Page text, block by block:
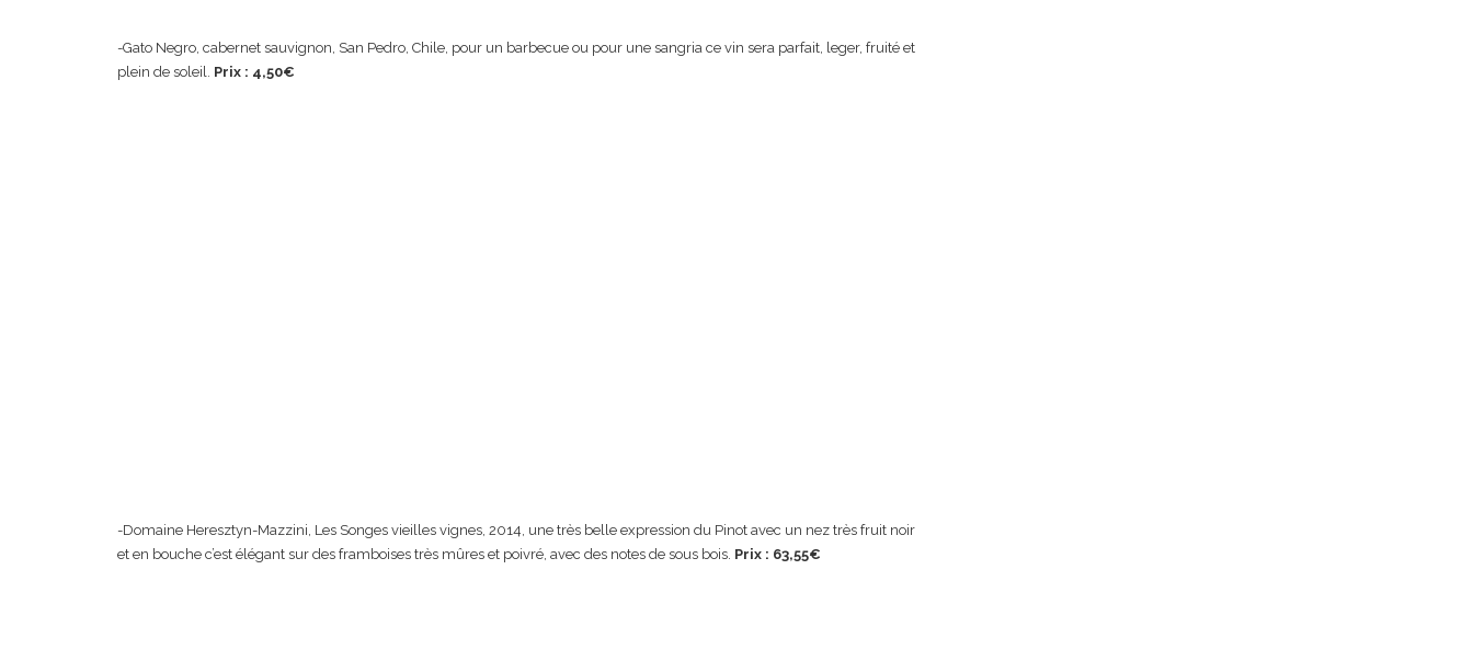
-Gato Negro, cabernet sauvignon, San Pedro, Chile, pour un barbecue ou pour une sangria ce vin sera parfait, leger, fruité et
plein de soleil. Prix : 4,50€
-Domaine Heresztyn-Mazzini, Les Songes vieilles vignes, 2014, une très belle expression du Pinot avec un nez très fruit noir
et en bouche c’est élégant sur des framboises très mûres et poivré, avec des notes de sous bois. Prix : 63,55€